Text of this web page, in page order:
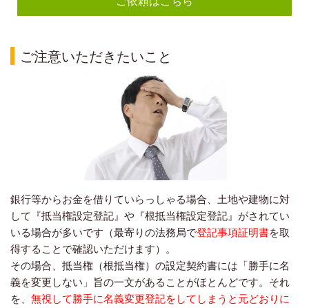
ご注意いただきたいこと
銀行等からお金を借りていらっしゃる場合、土地や建物に対
して『抵当権設定登記』や『根抵当権設定登記』がされてい
いる場合が多いです（最寄りの法務局で登記事項証明書を取
得することで確認いただけます）。
その場合、抵当権（根抵当権）の設定契約書には「勝手に名
義を変更しない」旨の一文があることがほとんどです。それ
を、 無視して勝手に名義変更登記をしてしまうと元どお りに